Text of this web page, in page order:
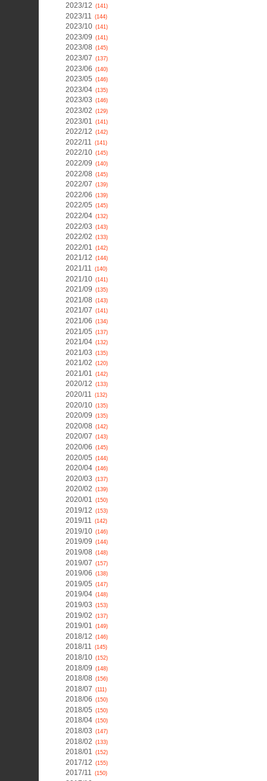
2023/12 (141)
2023/11 (144)
2023/10 (141)
2023/09 (141)
2023/08 (145)
2023/07 (137)
2023/06 (140)
2023/05 (146)
2023/04 (135)
2023/03 (146)
2023/02 (129)
2023/01 (141)
2022/12 (142)
2022/11 (141)
2022/10 (145)
2022/09 (140)
2022/08 (145)
2022/07 (139)
2022/06 (139)
2022/05 (145)
2022/04 (132)
2022/03 (143)
2022/02 (133)
2022/01 (142)
2021/12 (144)
2021/11 (140)
2021/10 (141)
2021/09 (135)
2021/08 (143)
2021/07 (141)
2021/06 (134)
2021/05 (137)
2021/04 (132)
2021/03 (135)
2021/02 (120)
2021/01 (142)
2020/12 (133)
2020/11 (132)
2020/10 (135)
2020/09 (135)
2020/08 (142)
2020/07 (143)
2020/06 (145)
2020/05 (144)
2020/04 (146)
2020/03 (137)
2020/02 (139)
2020/01 (150)
2019/12 (153)
2019/11 (142)
2019/10 (146)
2019/09 (144)
2019/08 (148)
2019/07 (157)
2019/06 (138)
2019/05 (147)
2019/04 (148)
2019/03 (153)
2019/02 (137)
2019/01 (149)
2018/12 (146)
2018/11 (145)
2018/10 (152)
2018/09 (148)
2018/08 (156)
2018/07 (111)
2018/06 (150)
2018/05 (150)
2018/04 (150)
2018/03 (147)
2018/02 (133)
2018/01 (152)
2017/12 (155)
2017/11 (150)